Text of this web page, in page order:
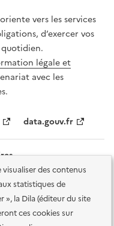
des contenus
statistiques de
», la Dila (éditeur du site
ces cookies sur
vers les services
d’exercer vos
légale et
avec les
data.gouv.fr